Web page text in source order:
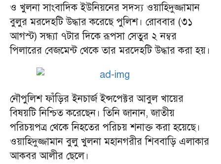
ও খুলনা সাংবাদিক ইউনিয়নের সদস্য ওয়াহিদুজ্জামান
বুলুর মরদেহটি উদ্ধার করেছে পুলিশ। রোববার (৩১
আগস্ট) সন্ধ্যা ৭টার দিকে রূপসা সেতুর ২ নম্বর
পিলারের বেজমেন্ট থেকে তার মরদেহটি উদ্ধার করা হয়।
নৌপুলিশ ফাঁড়ির ইনচার্জ ইন্সপেক্টর আবুল খায়ের
বিষয়টি নিশ্চিত করেছেন। তিনি জানান, জাতীয়
পরিচয়পত্র থেকে নিহতের পরিচয় শনাক্ত করা হয়েছে।
ওয়াহিদুজ্জামান বুলু খুলনা মহানগরীর শিববাড়ি এলাকার
আকবর আলীর ছেলে।